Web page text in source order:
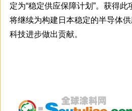
定为“稳定供应保障计划”。获得
将继续为构建日本稳定的半导体
科技进步做出贡献。